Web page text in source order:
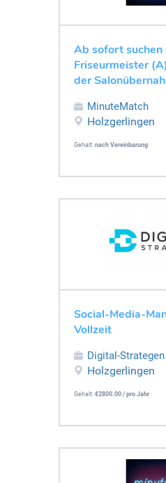
Ab sofort
Friseurmeister
der
MinuteMatch
Holzgerlingen
Gehalt: nach Vereinbarung
Social-Media-
Vollzeit
Digital-Strategen
Holzgerlingen
Gehalt: €2800.00 / pro Jahr